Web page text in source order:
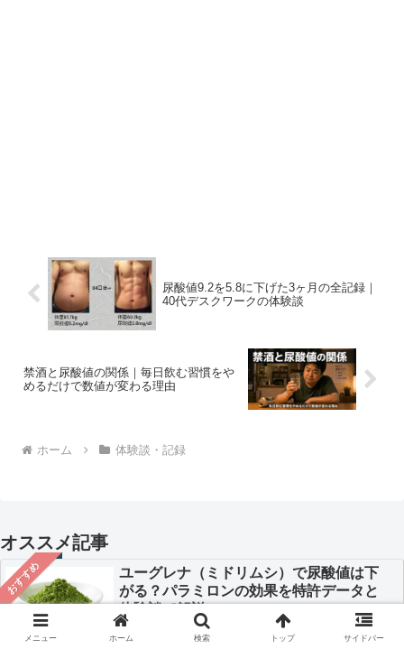
尿酸値9.2を5.8に下げた3ヶ月の全記録｜
40代デスクワークの体験談
禁酒と尿酸値の関係｜毎日飲む習慣をや
めるだけで数値が変わる理由
ホーム 体験談・記録
オススメ記事
おすすめ
ユーグレナ（ミドリムシ）で尿酸値は下
がる？パラミロンの効果を特許データと
体験談で解説
ユーグレナ（ミドリムシ）はプリン体排出・健康増
進・ダイエット・コレステロール、中性脂肪減少が期
メニュー ホーム 検索 トップ サイドバー